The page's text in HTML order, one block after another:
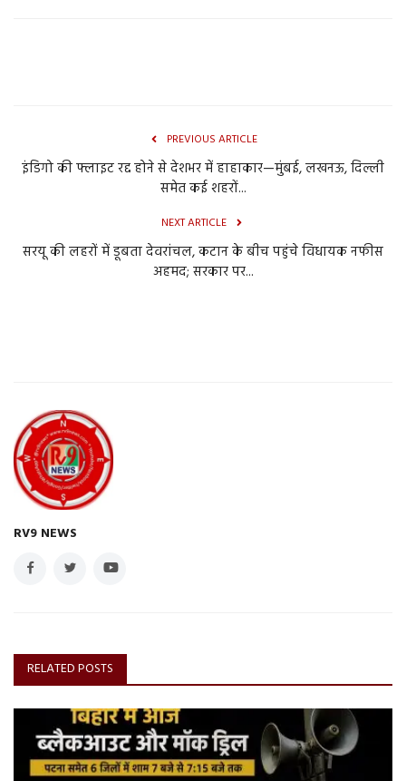
PREVIOUS ARTICLE
इंडिगो की फ्लाइट रद्द होने से देशभर में हाहाकार—मुंबई, लखनऊ, दिल्ली
समेत कई शहरों...
NEXT ARTICLE
सरयू की लहरों में डूबता देवरांचल, कटान के बीच पहुंचे विधायक नफीस
अहमद; सरकार पर...
RV9 NEWS
RELATED POSTS